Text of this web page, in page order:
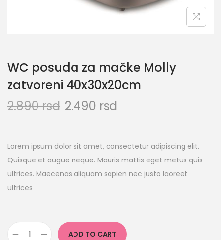
WC posuda za mačke Molly
zatvoreni 40x30x20cm
2.890rsd 2.490 rsd
Lorem ipsum dolor sit amet, consectetur adipiscing elit.
Quisque et augue neque. Mauris mattis eget metus quis
ultrices. Maecenas aliquam sapien nec justo laoreet
ultrices
ADD TO CART